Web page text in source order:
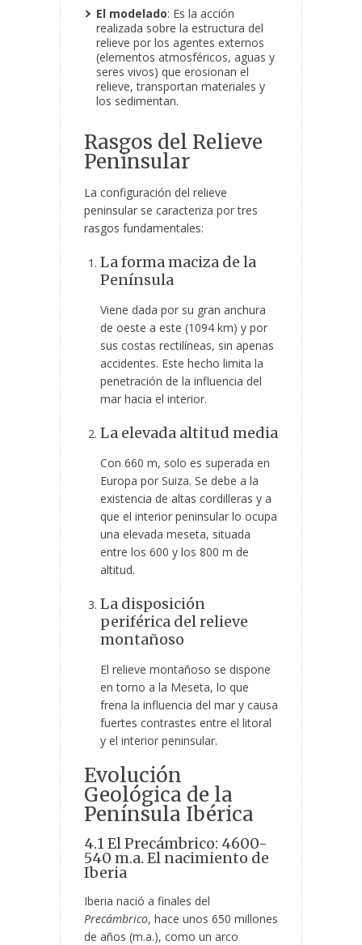
El modelado: Es la acción
realizada sobre la estructura del
relieve por los agentes externos
(elementos atmosféricos, aguas y
seres vivos) que erosionan el
relieve, transportan materiales y
los sedimentan.
Rasgos del Relieve
Peninsular
La configuración del relieve
peninsular se caracteriza por tres
rasgos fundamentales:
La forma maciza de la
Península
Viene dada por su gran anchura
de oeste a este (1094 km) y por
sus costas rectilíneas, sin apenas
accidentes. Este hecho limita la
penetración de la influencia del
mar hacia el interior.
La elevada altitud media
Con 660 m, solo es superada en
Europa por Suiza. Se debe a la
existencia de altas cordilleras y a
que el interior peninsular lo ocupa
una elevada meseta, situada
entre los 600 y los 800 m de
altitud.
La disposición
periférica del relieve
montañoso
El relieve montañoso se dispone
en torno a la Meseta, lo que
frena la influencia del mar y causa
fuertes contrastes entre el litoral
y el interior peninsular.
Evolución
Geológica de la
Península Ibérica
4.1 El Precámbrico: 4600-
540 m.a. El nacimiento de
Iberia
Iberia nació a finales del
Precámbrico, hace unos 650 millones
de años (m.a.), como un arco